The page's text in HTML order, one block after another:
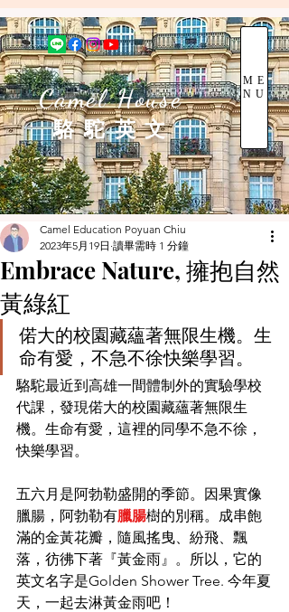
Camel House
駱 駝 英 文
ME
NU
Embrace Nature, 擁抱自然
黃綠紅
Camel Education Poyuan Chiu
2023年5月19日 讀畢需時 1 分鐘
偌大的校園藏蘊著無限生機。生
命有愛，不急不徐快樂學習。
駱駝最近到高雄一間體制外的實驗學校
代課，發現偌大的校園藏蘊著無限生
機。生命有愛，這裡的同學不急不徐，
快樂學習。
五六月是阿勃勒盛開的季節。因果實像
臘腸，阿勃勒有臘腸樹的別稱。成串飽
滿的金黃花瓣，隨風搖曳、紛飛、飄
落，彷彿下著『黃金雨』。所以，它的
英文名字是Golden Shower Tree. 今年夏
天，一起去淋黃金雨吧！